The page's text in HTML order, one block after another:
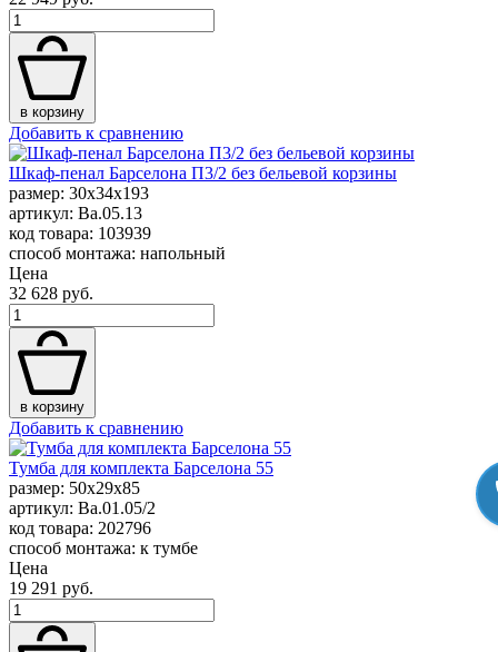
в корзину
Добавить к сравнению
Шкаф-пенал Барселона П3/2 без бельевой корзины
размер: 30x34x193
артикул: Ba.05.13
код товара: 103939
способ монтажа: напольный
Цена
32 628 руб.
в корзину
Добавить к сравнению
Тумба для комплекта Барселона 55
размер: 50x29x85
артикул: Ba.01.05/2
код товара: 202796
способ монтажа: к тумбе
Цена
19 291 руб.